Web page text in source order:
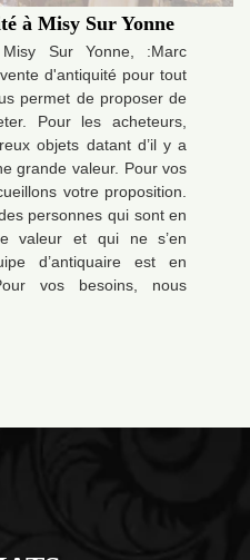
à Misy Sur Yonne
Sur Yonne, :Marc
d'antiquité pour tout
permet de proposer de
Pour les acheteurs,
objets datant d’il y a
grande valeur. Pour vos
votre proposition.
personnes qui sont en
valeur et qui ne s’en
d’antiquaire est en
vos besoins, nous